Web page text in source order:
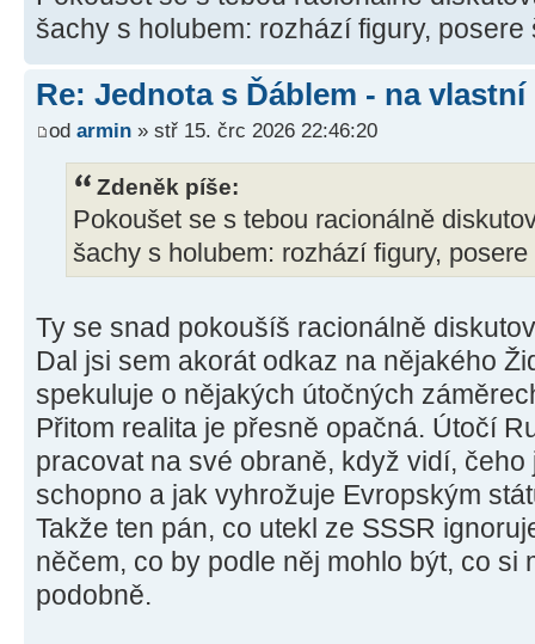
šachy s holubem: rozhází figury,
Re: Jednota s Ďáblem - na
od armin » stř 15. črc 2026 22:46:20
Zdeněk píše:
Pokoušet se s tebou racionálně
šachy s holubem: rozhází figury,
Ty se snad pokoušíš racionálně
Dal jsi sem akorát odkaz na nějakého
spekuluje o nějakých útočných
Přitom realita je přesně opačná. Útočí
pracovat na své obraně, když vidí,
schopno a jak vyhrožuje Evropským
Takže ten pán, co utekl ze SSSR
něčem, co by podle něj mohlo být, co si
podobně.